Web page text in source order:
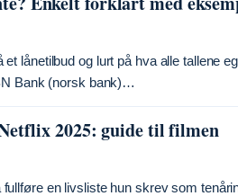
et lånetilbud og lurt på hva alle tallene
Bank (norsk bank)…
2025: guide til filmen
en livsliste hun skrev som